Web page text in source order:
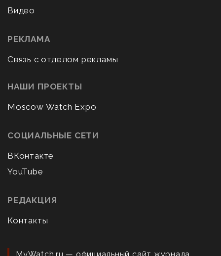
Видео
РЕКЛАМА
Связь с отделом рекламы
НАШИ ПРОЕКТЫ
Moscow Watch Expo
СОЦИАЛЬНЫЕ СЕТИ
ВКонтакте
YouTube
РЕДАКЦИЯ
Контакты
MyWatch.ru — официальный сайт журнала